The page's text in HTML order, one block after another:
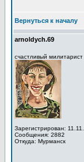
Вернуться к началу
arnoldych.69
счастливый милитарист
Зарегистрирован:
Сообщения: 2882
Откуда: Мурманск